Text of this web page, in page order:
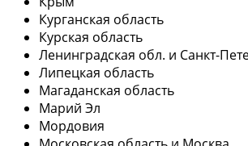
Курганская область
Курская область
Ленинградская обл. и Санкт-
Липецкая область
Магаданская область
Марий Эл
Мордовия